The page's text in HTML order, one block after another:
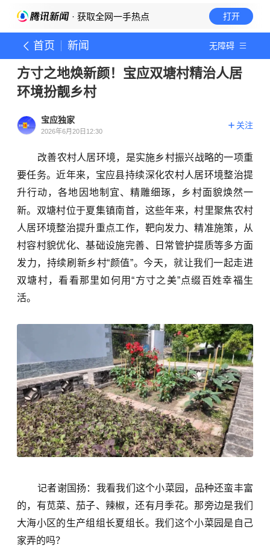
· 获取全网一手热点 打开
首页 新闻 无障碍
方寸之地焕新颜！宝应双塘村精治人居
环境扮靓乡村
宝应独家
2026年6月20日12:30
关注
改善农村人居环境，是实施乡村振兴战略的一项重
要任务。近年来，宝应县持续深化农村人居环境整治提
升行动，各地因地制宜、精雕细琢，乡村面貌焕然一
新。双塘村位于夏集镇南首， 这些年来，村里聚焦农村
人居环境整治提升重点工作，靶向发力、精准施策，从
村容村貌优化、基础设施完善、日常管护提质等多方面
发力，持续刷新乡村“颜值”。今天，就让我们一起走进
双塘村，看看那里如何用“方寸之美”点缀百姓幸福生
活。
记者谢国扬：我看我们这个小菜园，品种还蛮丰富
的，有苋菜、茄子、辣椒，还有月季花。那旁边是我们
大海小区的生产组组长夏组长。我们这个小菜园是自己
家弄的吗？